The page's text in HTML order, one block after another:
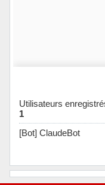
Utilisateurs
1
[Bot] ClaudeBot